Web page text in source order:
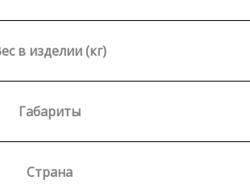
в изделии (кг)
Габариты
Страна